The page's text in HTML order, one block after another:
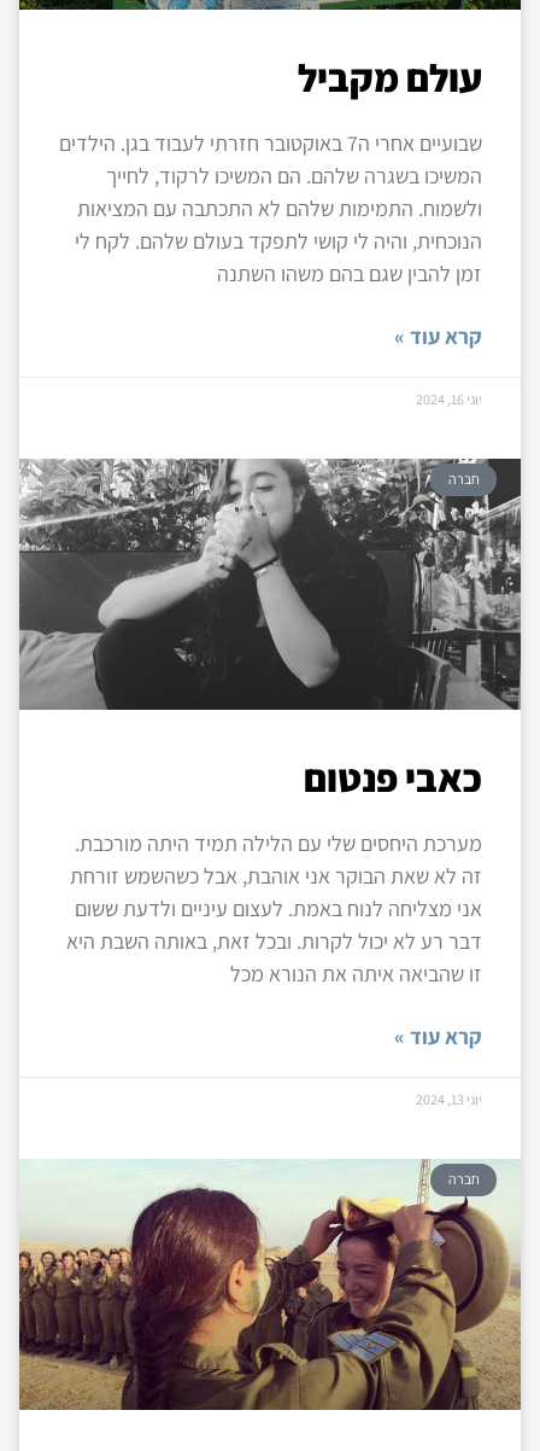
עולם מקביל
שבועיים אחרי ה7 באוקטובר חזרתי לעבוד בגן. הילדים
המשיכו בשגרה שלהם. הם המשיכו לרקוד, לחייך
ולשמוח. התמימות שלהם לא התכתבה עם המציאות
הנוכחית, והיה לי קושי לתפקד בעולם שלהם. לקח לי
זמן להבין שגם בהם משהו השתנה
קרא עוד »
יוני 16, 2024
חברה
כאבי פנטום
מערכת היחסים שלי עם הלילה תמיד היתה מורכבת.
זה לא שאת הבוקר אני אוהבת, אבל כשהשמש זורחת
אני מצליחה לנוח באמת. לעצום עיניים ולדעת ששום
דבר רע לא יכול לקרות. ובכל זאת, באותה השבת היא
זו שהביאה איתה את הנורא מכל
קרא עוד »
יוני 13, 2024
חברה